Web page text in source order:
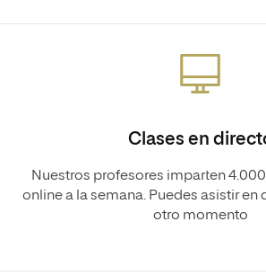
Clases en
Nuestros profesores imparten
online a la semana. Puedes asistir en
otro momento